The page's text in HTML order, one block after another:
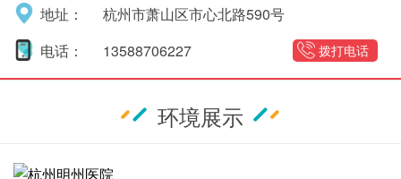
地址：
杭州市萧山区市心北路590号
电话：
拨打电话
13588706227
环境展示